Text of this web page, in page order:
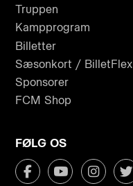
Truppen
Kampprogram
Billetter
Sæsonkort / BilletFlex
Sponsorer
FCM Shop
FØLG OS